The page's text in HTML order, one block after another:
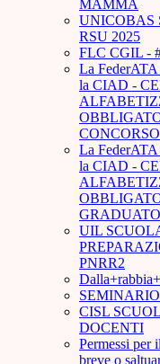
MAMMA
UNICOBAS
RSU 2025
FLC CGIL -
La FederATA
la CIAD -
La FederATA
la CIAD -
UIL
PNRR2
CISL
DOCENTI
Permessi per
breve o